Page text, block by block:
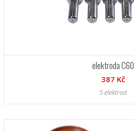
elektroda C60
387 Kč
5 elektrod